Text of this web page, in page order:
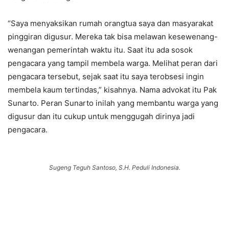
“Saya menyaksikan rumah orangtua saya dan masyarakat
pinggiran digusur. Mereka tak bisa melawan kesewenang-
wenangan pemerintah waktu itu. Saat itu ada sosok
pengacara yang tampil membela warga. Melihat peran dari
pengacara tersebut, sejak saat itu saya terobsesi ingin
membela kaum tertindas,” kisahnya. Nama advokat itu Pak
Sunarto. Peran Sunarto inilah yang membantu warga yang
digusur dan itu cukup untuk menggugah dirinya jadi
pengacara.
Sugeng Teguh Santoso, S.H. Peduli Indonesia.